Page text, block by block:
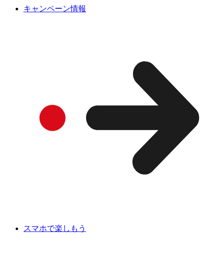
キャンペーン情報
スマホで楽しもう